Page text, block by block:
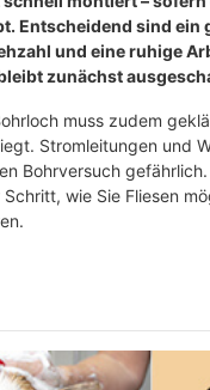
Entscheidend sind ein
und eine ruhige
zunächst
muss zudem
Stromleitungen und
Bohrversuch
wie Sie Fliesen